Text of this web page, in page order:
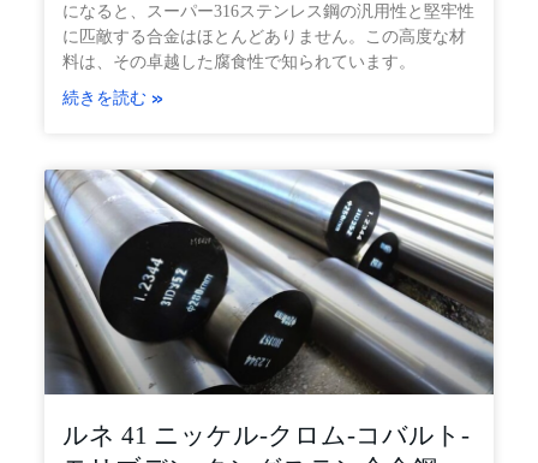
になると、スーパー316ステンレス鋼の汎用性と堅牢性
に匹敵する合金はほとんどありません。この高度な材
料は、その卓越した腐食性で知られています。
続きを読む »
ルネ 41 ニッケル-クロム-コバルト-